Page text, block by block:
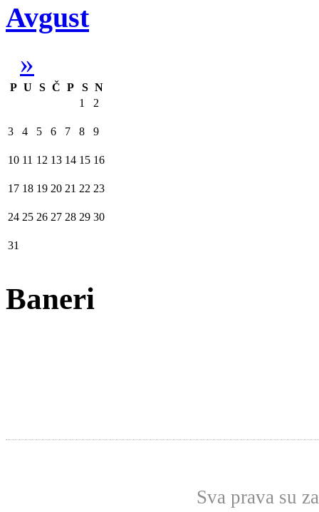
Avgust
»
P U S Č P S N
1
2
3 4 5 6 7 8 9
10 11 12 13 14 15 16
17 18 19 20 21 22 23
24 25 26 27 28 29 30
31
Baneri
Sva prava su